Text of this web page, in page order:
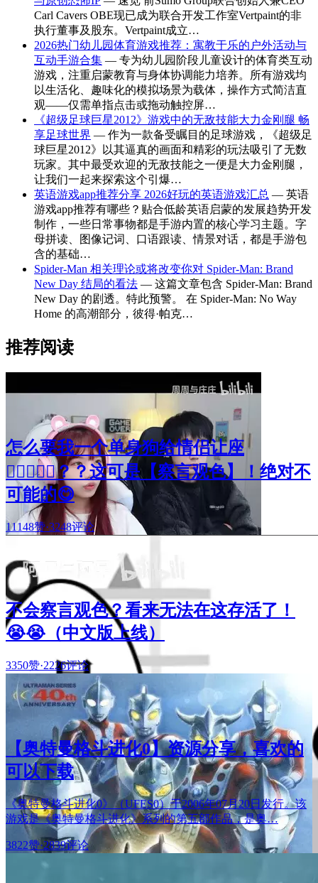
Carl Cavers OBE现已成为联合开发工作室Vertpaint的非
执行董事及股东。Vertpaint成立…
2026热门幼儿园体育游戏推荐：寓教于乐的户外活动与
互动手游合集 — 专为幼儿园阶段儿童设计的体育类互动
游戏，注重启蒙教育与身体协调能力培养。所有游戏均
以生活化、趣味化的模拟场景为载体，操作方式简洁直
观——仅需单指点击或拖动触控屏…
《超级足球巨星2012》游戏中的无敌技能大力金刚腿 畅
享足球世界 — 作为一款备受瞩目的足球游戏，《超级足
球巨星2012》以其逼真的画面和精彩的玩法吸引了无数
玩家。其中最受欢迎的无敌技能之一便是大力金刚腿，
让我们一起来探索这个引爆…
英语游戏app推荐分享 2026好玩的英语游戏汇总 — 英语
游戏app推荐有哪些？贴合低龄英语启蒙的发展趋势开发
制作，一些日常事物都是手游内置的核心学习主题。字
母拼读、图像记词、口语跟读、情景对话，都是手游包
含的基础…
Spider-Man 相关理论或将改变你对 Spider-Man: Brand
New Day 结局的看法 — 这篇文章包含 Spider-Man: Brand
New Day 的剧透。特此预警。 在 Spider-Man: No Way
Home 的高潮部分，彼得·帕克…
推荐阅读
怎么要我一个单身狗给情侣让座
🧑🏻‍❤️‍👩🏻？？这可是【察言观色】！绝对不
可能的😋
11148赞·3248评论
不会察言观色？看来无法在这存活了！
😭😭（中文版上线）
3350赞·2226评论
【奥特曼格斗进化0】资源分享，喜欢的
可以下载
《奥特曼格斗进化0》（UFES0）于2006年07月20日发行。该
游戏是《奥特曼格斗进化》系列的第五部作品，是奥…
3822赞·2839评论